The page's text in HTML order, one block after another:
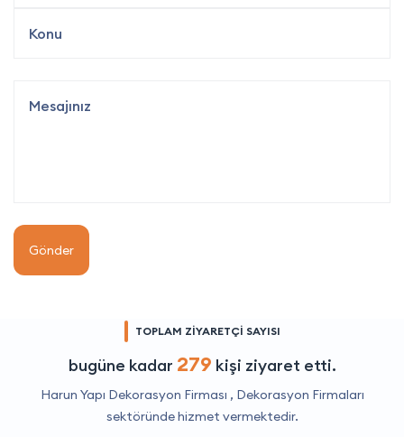
Gönder
TOPLAM ZİYARETÇİ SAYISI
bugüne kadar 279 kişi ziyaret etti.
Harun Yapı Dekorasyon Firması , Dekorasyon Firmaları
sektöründe hizmet vermektedir.